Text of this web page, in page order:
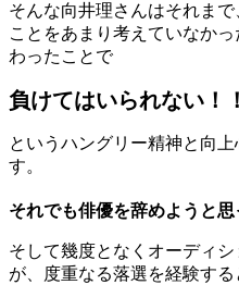
そんな向井理さんはそれま
ことをあまり考えていなか
わったことで
負けてはいられない！！
というハングリー精神と向
す。
それでも俳優を辞めようと思
そして幾度となくオーディ
が、度重なる落選を経験する